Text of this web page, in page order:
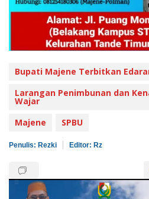
Bupati Majene Terbitkan
Larangan Penimbunan dan
Wajar
Majene
SPBU
Penulis: Rezki Editor: Rz